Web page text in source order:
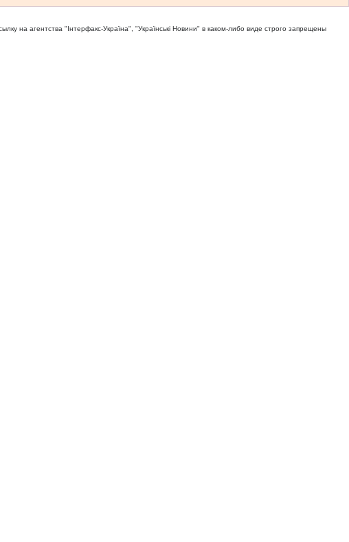
на агентства "Iнтерфакс-Україна", "Українськi Новини" в каком-либо виде строго запрещены